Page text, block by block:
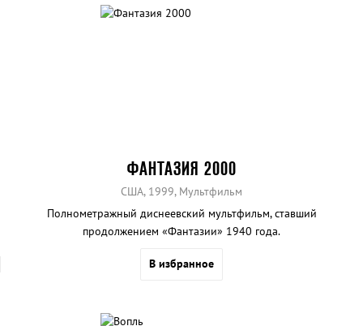
ФАНТАЗИЯ 2000
США, 1999, Мультфильм
Полнометражный диснеевский мультфильм, ставший
продолжением «Фантазии» 1940 года.
В избранное